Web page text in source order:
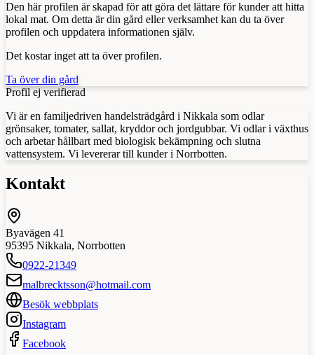
Den här profilen är skapad för att göra det lättare för kunder att hitta
lokal mat. Om detta är din gård eller verksamhet kan du ta över
profilen och uppdatera informationen själv.
Det kostar inget att ta över profilen.
Ta över din gård
Profil ej verifierad
Vi är en familjedriven handelsträdgård i Nikkala som odlar
grönsaker, tomater, sallat, kryddor och jordgubbar. Vi odlar i växthus
och arbetar hållbart med biologisk bekämpning och slutna
vattensystem. Vi levererar till kunder i Norrbotten.
Kontakt
Byavägen 41
95395 Nikkala, Norrbotten
0922-21349
malbrecktsson@hotmail.com
Besök webbplats
Instagram
Facebook